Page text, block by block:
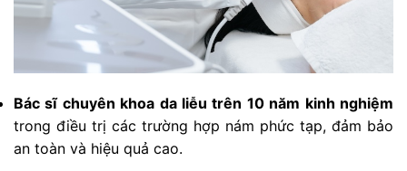
Bác sĩ chuyên khoa da liễu trên 10 năm kinh nghiệm
trong điều trị các trường hợp nám phức tạp, đảm bảo
an toàn và hiệu quả cao.